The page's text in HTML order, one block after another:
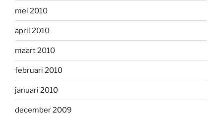
mei 2010
april 2010
maart 2010
februari 2010
januari 2010
december 2009